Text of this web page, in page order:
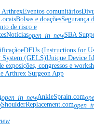
ArthrexEventos comunitários
Bolsas e doaçõesSegurança
de risco e
Notíciasopen_in_newSBA
eDFUs (Instructions for
System (GELS)Unique Device
exposições, congressos e
Arthrex Surgeon App
open_in_newAnkleSprain.com
ShoulderReplacement.com